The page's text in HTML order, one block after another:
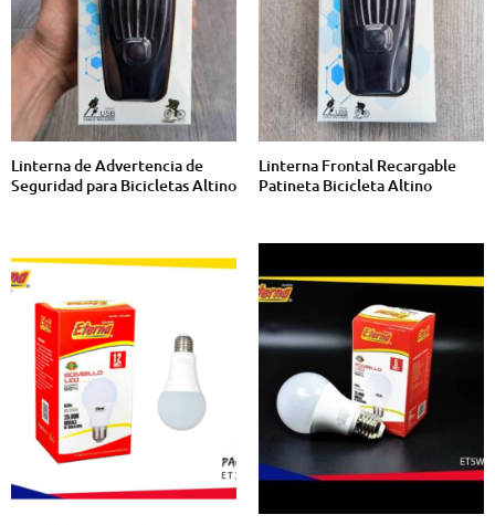
Linterna de Advertencia de
Seguridad para Bicicletas Altino
Linterna Frontal Recargable
Patineta Bicicleta Altino